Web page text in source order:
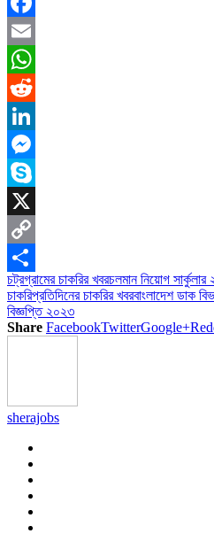
Facebook
Email
WhatsApp
Reddit
LinkedIn
Messenger
Skype
X
Copy
Link
Share
চট্রগ্রামের চাকরির খবরচলমান নিয়োগ
চাকরিপ্রতিদিনের চাকরির খবরবাংলাদেশ ডাক
বিজ্ঞপ্তি ২০২৩
Share FacebookTwitterGoogle+
sherajobs